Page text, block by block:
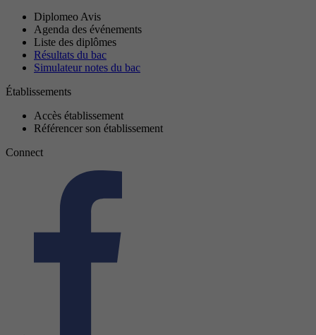
Diplomeo Avis
Agenda des événements
Liste des diplômes
Résultats du bac
Simulateur notes du bac
Établissements
Accès établissement
Référencer son établissement
Connect